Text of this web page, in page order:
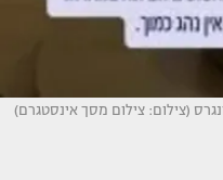
(צילום: צילום מסך אינסטגרם)